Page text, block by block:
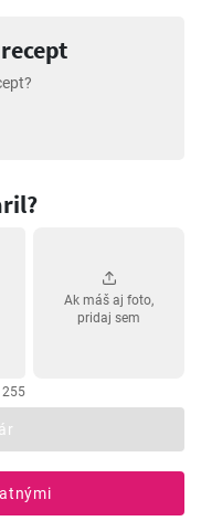
Ak máš aj foto,
pridaj sem